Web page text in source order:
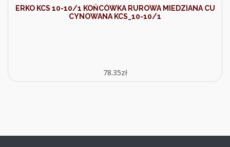
ERKO KCS 10-10/1 KOŃCÓWKA RUROWA MIEDZIANA CU
CYNOWANA KCS_10-10/1
78.35zł